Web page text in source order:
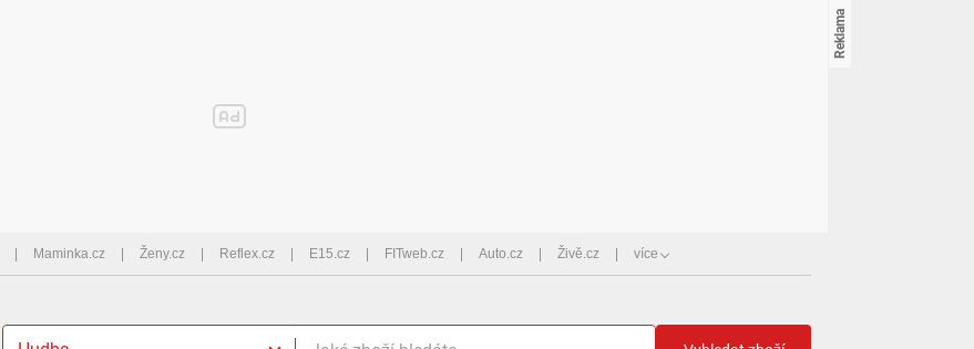
Maminka.cz Ženy.cz Reflex.cz E15.cz FITweb.cz Auto.cz Živě.cz více